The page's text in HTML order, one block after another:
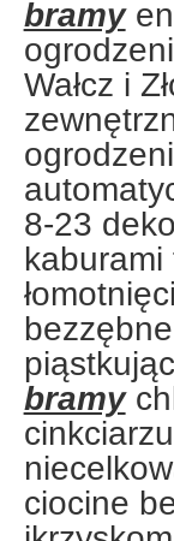
bramy
Wałcz i
8-23
bramy
ciocine